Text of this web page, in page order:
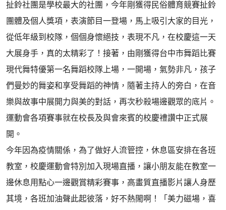
扯鈴社團是學校最大的社團，今年剛獲得民俗體育競賽扯鈴
團體及個人獎項，表演節目一登場，馬上吸引大家的目光，
從低年級到校隊，個個身懷絕技，表現不凡，在校慶這一天
大展身手，真的太精彩了！接著，由剛獲得台中市舞蹈比賽
現代舞特優第一名舞蹈校隊上場，一開場，氣勢非凡，孩子
們曼妙的舞姿和享受舞蹈的神情，隨著主持人的旁白，在音
樂與故事中展開力與美的對話，再次秒殺場邊觀眾的底片。
運動會各項賽事就在校長及與會來賓的校慶禮讚中正式展
開。
今年因為疫情關係，為了做好人流管控，休息區安排在各班
教室，校慶運動會特別加入現場直播，讓小朋友能在教室一
邊休息用點心一邊觀賞精彩賽事，高畫質直播影片讓人身歷
其境，各班加油聲此起彼落，好不熱閙啊！「美力磁場，喜